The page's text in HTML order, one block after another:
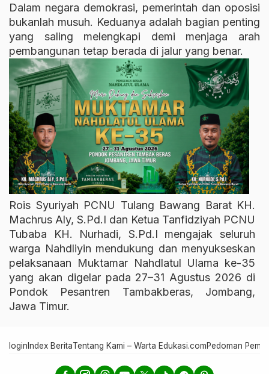
Dalam negara demokrasi, pemerintah dan oposisi
bukanlah musuh. Keduanya adalah bagian penting
yang saling melengkapi demi menjaga arah
pembangunan tetap berada di jalur yang benar.
Rois Syuriyah PCNU Tulang Bawang Barat KH.
Machrus Aly, S.Pd.I dan Ketua Tanfidziyah PCNU
Tubaba KH. Nurhadi, S.Pd.I mengajak seluruh
warga Nahdliyin mendukung dan menyukseskan
pelaksanaan Muktamar Nahdlatul Ulama ke-35
yang akan digelar pada 27–31 Agustus 2026 di
Pondok Pesantren Tambakberas, Jombang,
Jawa Timur.
login Index BeritaTentang Kami – Warta Edukasi.comPedoman